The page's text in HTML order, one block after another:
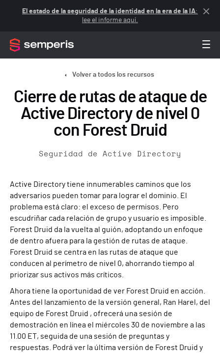
El estado de la seguridad de la identidad en la era de la IA:
lee el informe aquí.
Volver a todos los recursos
Cierre de rutas de ataque de
Active Directory de nivel 0
con Forest Druid
Seguridad de Active Directory
Active Directory tiene innumerables caminos que los
adversarios pueden tomar para lograr el dominio. El
problema está claro: el exceso de permisos. Pero
escudriñar cada relación de grupo y usuario es imposible.
Forest Druid da la vuelta al guión, adoptando un enfoque
de dentro afuera para la gestión de rutas de ataque.
Forest Druid se centra en las rutas de ataque que
conducen al perímetro de nivel 0, ahorrando tiempo al
priorizar sus activos más críticos.
Ahora tiene la oportunidad de ver Forest Druid en acción.
Antes del lanzamiento de la versión general, Ran Harel, del
equipo de Forest Druid , ofrecerá una sesión de
demostración en línea el miércoles 30 de noviembre a las
11.00 ET, seguida de una sesión de preguntas y
respuestas. Podrá ver la última versión de Forest Druid y